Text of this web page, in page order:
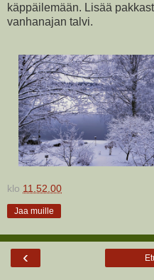
käppäilemään. Lisää
vanhanajan talvi.
klo 11.52.00
Jaa muille
‹